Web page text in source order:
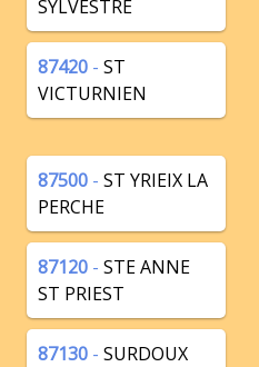
SYLVESTRE
87420 - ST
VICTURNIEN
87500 - ST YRIEIX LA
PERCHE
87120 - STE ANNE
ST PRIEST
87130 - SURDOUX